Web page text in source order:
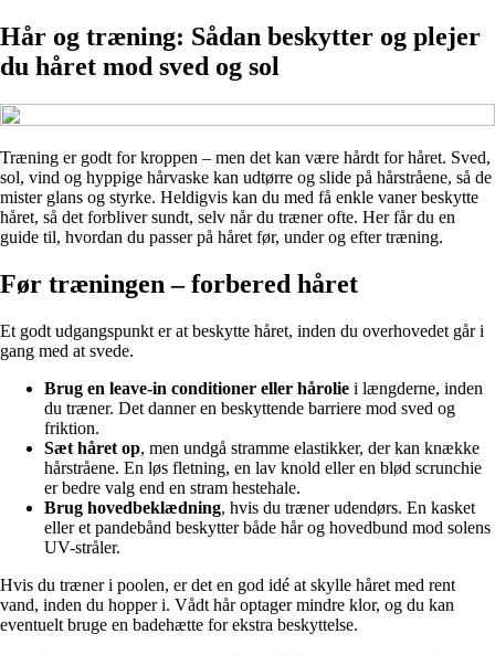
Hår og træning: Sådan beskytter og plejer
du håret mod sved og sol
Træning er godt for kroppen – men det kan være hårdt for håret. Sved,
sol, vind og hyppige hårvaske kan udtørre og slide på hårstråene, så de
mister glans og styrke. Heldigvis kan du med få enkle vaner beskytte
håret, så det forbliver sundt, selv når du træner ofte. Her får du en
guide til, hvordan du passer på håret før, under og efter træning.
Før træningen – forbered håret
Et godt udgangspunkt er at beskytte håret, inden du overhovedet går i
gang med at svede.
Brug en leave-in conditioner eller hårolie i længderne, inden
du træner. Det danner en beskyttende barriere mod sved og
friktion.
Sæt håret op, men undgå stramme elastikker, der kan knække
hårstråene. En løs fletning, en lav knold eller en blød scrunchie
er bedre valg end en stram hestehale.
Brug hovedbeklædning, hvis du træner udendørs. En kasket
eller et pandebånd beskytter både hår og hovedbund mod solens
UV-stråler.
Hvis du træner i poolen, er det en god idé at skylle håret med rent
vand, inden du hopper i. Vådt hår optager mindre klor, og du kan
eventuelt bruge en badehætte for ekstra beskyttelse.